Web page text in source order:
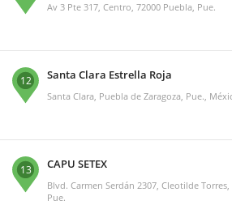
Av 3 Pte 317, Centro, 72000 Puebla, Pue.
12 Santa Clara Estrella Roja
Santa Clara, Puebla de Zaragoza, Pue.,
13 CAPU SETEX
Blvd. Carmen Serdán 2307, Cleotilde
Pue.